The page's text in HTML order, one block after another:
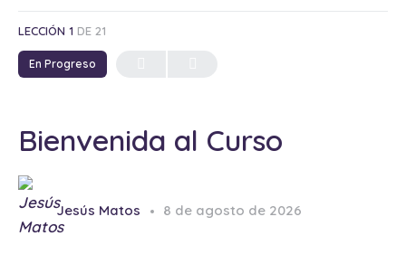
LECCIÓN 1 DE 21
En Progreso
Bienvenida al Curso
Jesús Matos 8 de agosto de 2026